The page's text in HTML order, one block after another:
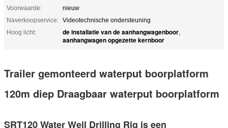
Voorwaarde:
nieuw
Naverkoopservice: Videotechnische ondersteuning
Hoog licht:
de installatie van de aanhangwagenboor,
aanhangwagen opgezette kernboor
Trailer gemonteerd waterput boorplatform
120m diep Draagbaar waterput boorplatform
SRT120 Water Well Drilling Rig is een